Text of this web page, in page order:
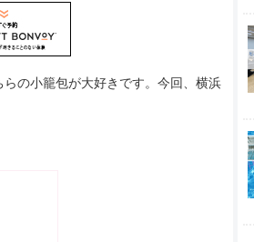
の小籠包が大好きです。今回、横浜